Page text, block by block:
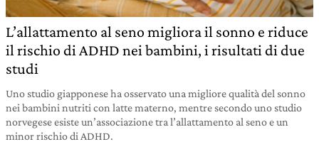
L’allattamento al seno migliora il sonno e riduce
il rischio di ADHD nei bambini, i risultati di due
studi
Uno studio giapponese ha osservato una migliore qualità del sonno
nei bambini nutriti con latte materno, mentre secondo uno studio
norvegese esiste un’associazione tra l’allattamento al seno e un
minor rischio di ADHD.